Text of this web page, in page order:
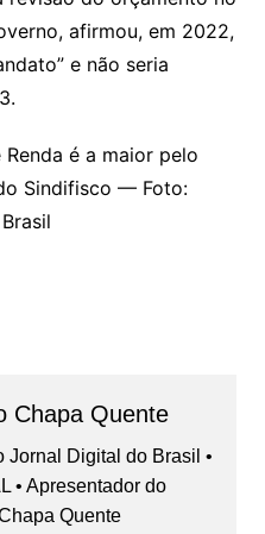
afirmou, em 2022,
e não seria
é a maior pelo
Sindifisco — Foto:
Chapa Quente
Jornal Digital do Brasil •
• Apresentador do
Quente